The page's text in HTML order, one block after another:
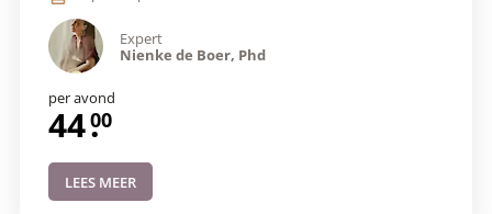
Expert
Nienke de Boer, Phd
per avond
44.
LEES MEER